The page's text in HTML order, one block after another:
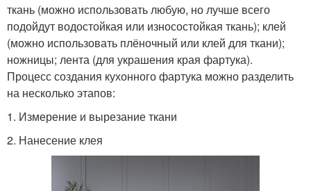
ткань (можно использовать любую, но лучше всего
подойдут водостойкая или износостойкая ткань); клей
(можно использовать плёночный или клей для ткани);
ножницы; лента (для украшения края фартука).
Процесс создания кухонного фартука можно разделить
на несколько этапов:
1. Измерение и вырезание ткани
2. Нанесение клея